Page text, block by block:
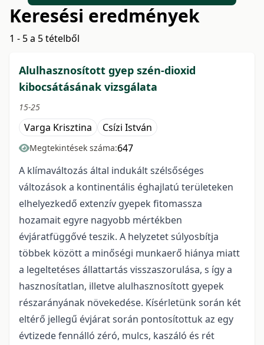
Keresési eredmények
1 - 5 a 5 tételből
Alulhasznosított gyep szén-dioxid
kibocsátásának vizsgálata
15-25
Varga Krisztina Csízi István
Megtekintések száma:647
A klímaváltozás által indukált szélsőséges
változások a kontinentális éghajlatú területeken
elhelyezkedő extenzív gyepek fitomassza
hozamait egyre nagyobb mértékben
évjáratfüggővé teszik. A helyzetet súlyosbítja
többek között a minőségi munkaerő hiánya miatt
a legeltetéses állattartás visszaszorulása, s így a
hasznosítatlan, illetve alulhasznosított gyepek
részarányának növekedése. Kísérletünk során két
eltérő jellegű évjárat során pontosítottuk az egy
évtizede fennálló zéró, mulcs, kaszáló és rét